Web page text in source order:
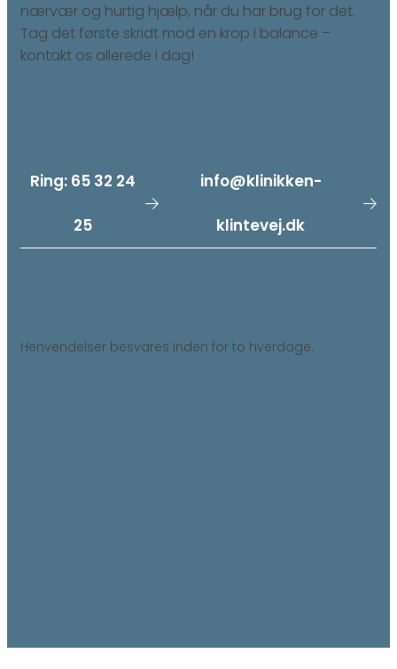
Henvendelser besvares inden for to hverdage.
nærvær og hurtig hjælp, når du har brug for det.
Tag det første skridt mod en krop i balance –
kontakt os allerede i dag!
Ring: 65 32 24
25
info@klinikken-
klintevej.dk